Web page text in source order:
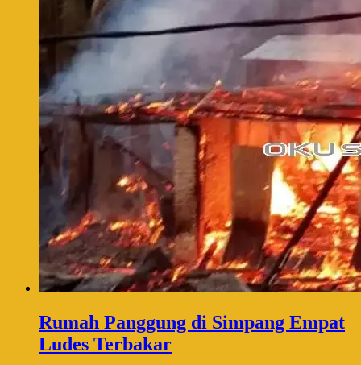
Rumah Panggung di Simpang Empat
Ludes Terbakar